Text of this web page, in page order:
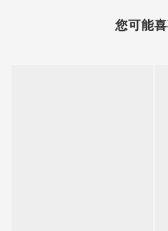
您可能